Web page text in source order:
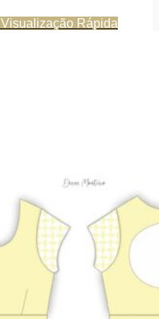
Visualização Rápida